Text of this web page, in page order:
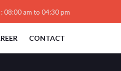
: 08:00 am to 04:30 pm
CONTACT